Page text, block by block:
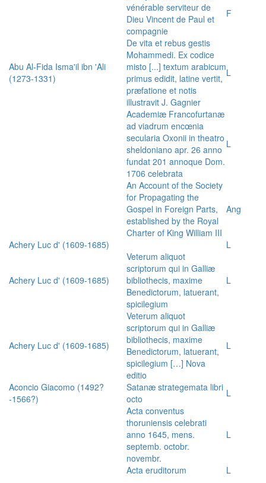
vénérable serviteur de
Dieu Vincent de Paul et
compagnie
F
Abu Al-Fida Isma'il ibn 'Ali
(1273-1331)
De vita et rebus gestis
Mohammedi. Ex codice
misto [...] textum arabicum
primus edidit, latine vertit,
præfatione et notis
illustravit J. Gagnier
L
Academiæ Francofurtanæ
ad viadrum encœnia
secularia Oxonii in theatro
sheldoniano apr. 26 anno
fundat 201 annoque Dom.
1706 celebrata
L
An Account of the Society
for Propagating the
Gospel in Foreign Parts,
established by the Royal
Charter of King William III
Ang
Achery Luc d' (1609-1685) L
Achery Luc d' (1609-1685)
Veterum aliquot
scriptorum qui in Galliæ
bibliothecis, maxime
Benedictorum, latuerant,
spicilegium
L
Achery Luc d' (1609-1685)
Veterum aliquot
scriptorum qui in Galliæ
bibliothecis, maxime
Benedictorum, latuerant,
spicilegium […] Nova
editio
L
Aconcio Giacomo (1492?
-1566?)
Satanæ strategemata libri
octo
L
Acta conventus
thoruniensis celebrati
anno 1645, mens.
septemb. octobr.
novembr.
L
Acta eruditorum
L